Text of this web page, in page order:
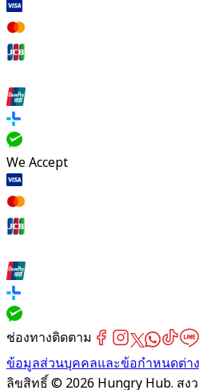
We Accept
ช่องทางติดตาม
ข้อมูลส่วนบุคคลและข้อกำหนดต่า
ลิขสิทธิ์ © 2026 Hungry Hub. สง